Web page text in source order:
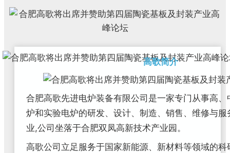
高歌简介
合肥高歌先进电炉装备有限公司是一家专门从事高、
炉和实验电炉的研发、设计、制造、销售、维修与服
业,公司坐落于合肥双凤高新技术产业园。
高歌公司立足服务于国家新能源、新材料等领域的科